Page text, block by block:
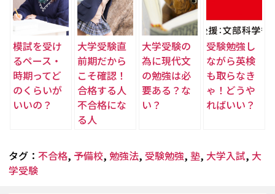
模試を受け
るペース・
時期ってど
のくらいが
いいの？
大学受験直
前期だから
こそ確認！
合格する人
不合格にな
る人
大学受験の
為に現代文
の勉強は必
要ある？な
い？
受験勉強し
ながら英検
も取らなき
ゃ！どうや
ればいい？
タグ： 不合格, 予備校, 勉強法, 受験勉強, 塾, 大学入試, 大
学受験